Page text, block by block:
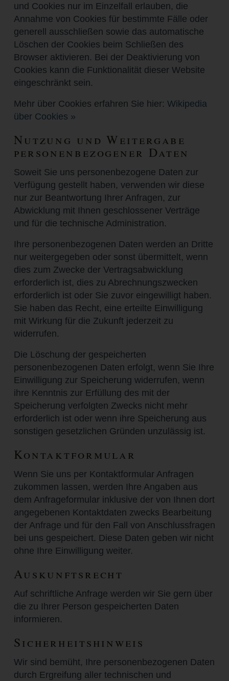
und Cookies nur im Einzelfall erlauben, die
Annahme von Cookies für bestimmte Fälle oder
generell ausschließen sowie das automatische
Löschen der Cookies beim Schließen des
Browser aktivieren. Bei der Deaktivierung von
Cookies kann die Funktionalität dieser Website
eingeschränkt sein.
Mehr über Cookies erfahren Sie hier: Wikipedia
über Cookies »
Nutzung und Weitergabe
personenbezogener Daten
Soweit Sie uns personenbezogene Daten zur
Verfügung gestellt haben, verwenden wir diese
nur zur Beantwortung Ihrer Anfragen, zur
Abwicklung mit Ihnen geschlossener Verträge
und für die technische Administration.
Ihre personenbezogenen Daten werden an Dritte
nur weitergegeben oder sonst übermittelt, wenn
dies zum Zwecke der Vertragsabwicklung
erforderlich ist, dies zu Abrechnungszwecken
erforderlich ist oder Sie zuvor eingewilligt haben.
Sie haben das Recht, eine erteilte Einwilligung
mit Wirkung für die Zukunft jederzeit zu
widerrufen.
Die Löschung der gespeicherten
personenbezogenen Daten erfolgt, wenn Sie Ihre
Einwilligung zur Speicherung widerrufen, wenn
ihre Kenntnis zur Erfüllung des mit der
Speicherung verfolgten Zwecks nicht mehr
erforderlich ist oder wenn ihre Speicherung aus
sonstigen gesetzlichen Gründen unzulässig ist.
Kontaktformular
Wenn Sie uns per Kontaktformular Anfragen
zukommen lassen, werden Ihre Angaben aus
dem Anfrageformular inklusive der von Ihnen dort
angegebenen Kontaktdaten zwecks Bearbeitung
der Anfrage und für den Fall von Anschlussfragen
bei uns gespeichert. Diese Daten geben wir nicht
ohne Ihre Einwilligung weiter.
Auskunftsrecht
Auf schriftliche Anfrage werden wir Sie gern über
die zu Ihrer Person gespeicherten Daten
informieren.
Sicherheitshinweis
Wir sind bemüht, Ihre personenbezogenen Daten
durch Ergreifung aller technischen und